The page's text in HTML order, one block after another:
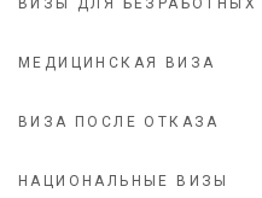
ВИЗЫ ДЛЯ БЕЗРАБОТНЫХ
МЕДИЦИНСКАЯ ВИЗА
ВИЗА ПОСЛЕ ОТКАЗА
НАЦИОНАЛЬНЫЕ ВИЗЫ